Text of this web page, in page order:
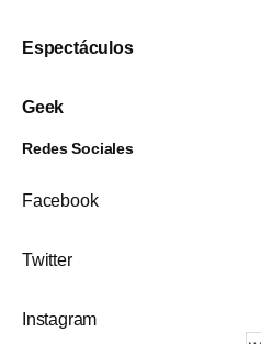
Espectáculos
Geek
Redes Sociales
Facebook
Twitter
Instagram